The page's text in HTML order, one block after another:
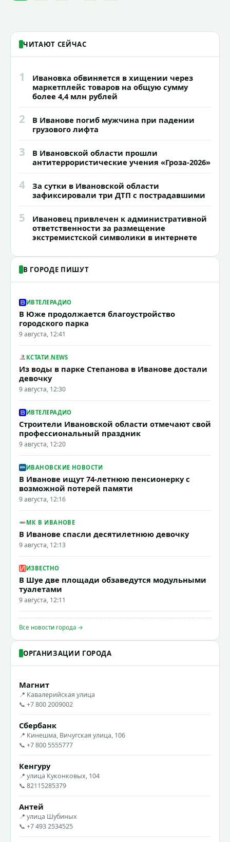
ЧИТАЮТ СЕЙЧАС
1
Ивановка обвиняется в хищении через
маркетплейс товаров на общую сумму
более 4,4 млн рублей
2
В Иванове погиб мужчина при падении
грузового лифта
3
В Ивановской области прошли
антитеррористические учения «Гроза-2026»
4
За сутки в Ивановской области
зафиксировали три ДТП с пострадавшими
5
Ивановец привлечен к административной
ответственности за размещение
экстремистской символики в интернете
В ГОРОДЕ ПИШУТ
ИВТЕЛЕРАДИО
В Юже продолжается благоустройство
городского парка
9 августа, 12:41
КСТАТИ.NEWS
Из воды в парке Степанова в Иванове достали
девочку
9 августа, 12:30
ИВТЕЛЕРАДИО
Строители Ивановской области отмечают свой
профессиональный праздник
9 августа, 12:20
ИВАНОВСКИЕ НОВОСТИ
В Иванове ищут 74-летнюю пенсионерку с
возможной потерей памяти
9 августа, 12:16
МК В ИВАНОВЕ
В Иванове спасли десятилетнюю девочку
9 августа, 12:13
ИЗВЕСТНО
В Шуе две площади обзаведутся модульными
туалетами
9 августа, 12:11
Все новости города →
ОРГАНИЗАЦИИ ГОРОДА
Магнит
📍 Кавалерийская улица
📞 +7 800 2009002
Сбербанк
📍 Кинешма, Вичугская улица, 106
📞 +7 800 5555777
Кенгуру
📍 улица Куконковых, 104
📞 82115285379
Антей
📍 улица Шубиных
📞 +7 493 2534525